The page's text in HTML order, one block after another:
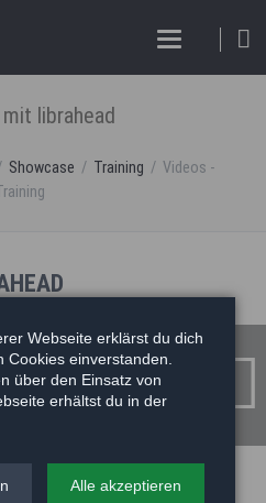
librahead
Showcase Training
Videos -
Webseite erklärst du dich
Cookies einverstanden.
über den Einsatz von
erhältst du in der
Alle akzeptieren